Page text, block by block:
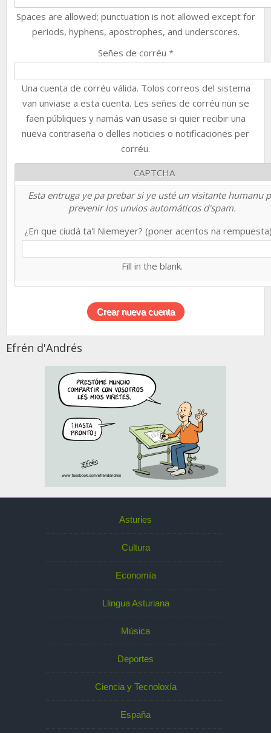
Spaces are allowed; punctuation is not allowed except for
periods, hyphens, apostrophes, and underscores.
Señes de corréu *
Una cuenta de corréu válida. Tolos correos del sistema
van unviase a esta cuenta. Les señes de corréu nun se
faen públiques y namás van usase si quier recibir una
nueva contraseña o delles noticies o notificaciones per
corréu.
CAPTCHA
Esta entruga ye pa prebar si ye usté un visitante humanu
prevenir los unvios automáticos d'spam.
¿En que ciudá ta'l Niemeyer? (poner acentos na
Fill in the blank.
Efrén d'Andrés
Asturies
Cultura
Economía
Llingua Asturiana
Música
Deportes
Ciencia y Tecnoloxía
España